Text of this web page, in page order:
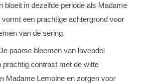
bloeit in dezelfde periode als Madame
vormt een prachtige achtergrond voor
van de sering.
paarse bloemen van lavendel
prachtig contrast met de witte
Madame Lemoine en zorgen voor